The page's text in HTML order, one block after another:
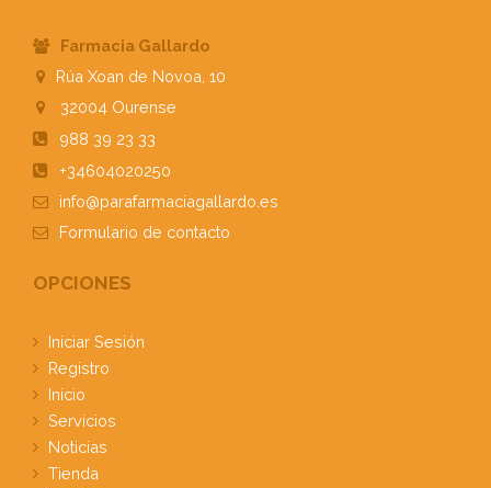
Farmacia Gallardo
Rúa Xoan de Novoa, 10
32004 Ourense
988 39 23 33
+34604020250
info@parafarmaciagallardo.es
Formulario de contacto
OPCIONES
Iniciar Sesión
Registro
Inicio
Servicios
Noticias
Tienda